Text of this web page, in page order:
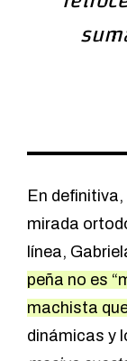
En
mirada
línea,
peña no es
machista
dinámicas y